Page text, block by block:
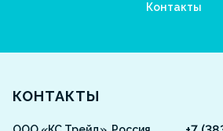
Контакты
Aquarosa
КОНТАКТЫ